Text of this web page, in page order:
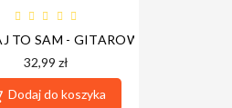
GITARĘ
TO SAM - GITAROWE PIOSENKI
32,99 zł
Dodaj do koszyka